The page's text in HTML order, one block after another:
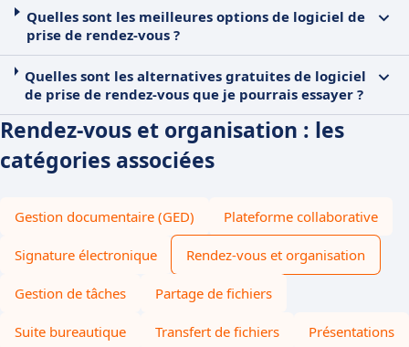
Quelles sont les meilleures options de logiciel de
prise de rendez-vous ?
Quelles sont les alternatives gratuites de logiciel
de prise de rendez-vous que je pourrais essayer ?
Rendez-vous et organisation : les
catégories associées
Gestion documentaire (GED) Plateforme collaborative
Signature électronique Rendez-vous et organisation
Gestion de tâches Partage de fichiers
Suite bureautique Transfert de fichiers Présentations